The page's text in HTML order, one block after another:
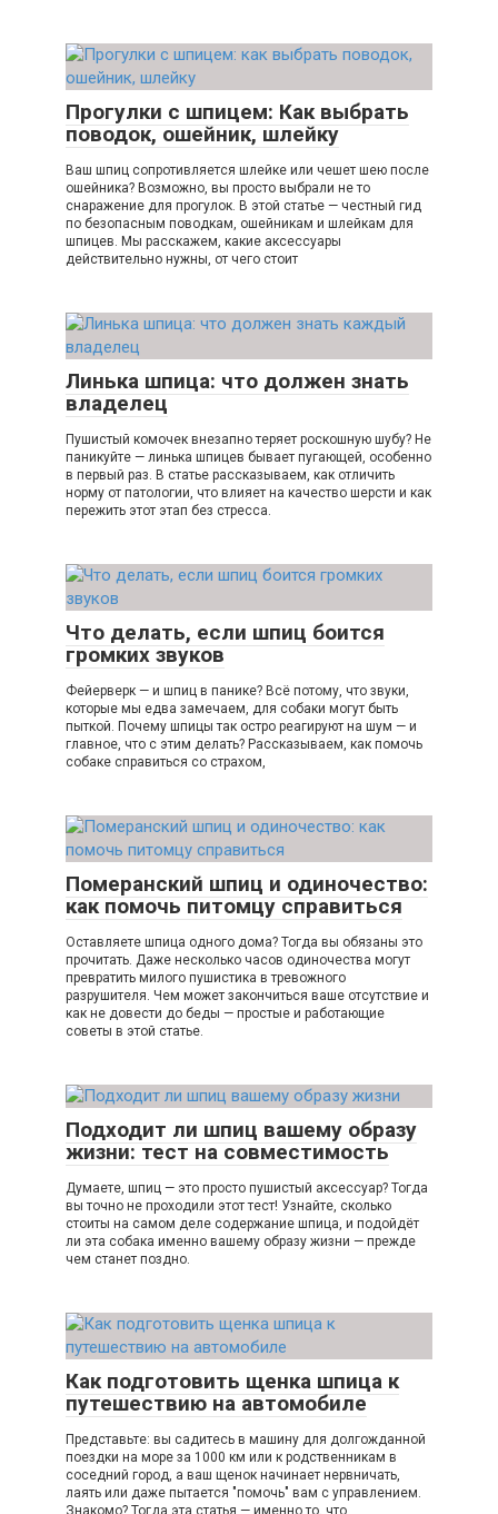
Прогулки с шпицем: Как выбрать
поводок, ошейник, шлейку
Ваш шпиц сопротивляется шлейке или чешет шею после
ошейника? Возможно, вы просто выбрали не то
снаражение для прогулок. В этой статье — честный гид
по безопасным поводкам, ошейникам и шлейкам для
шпицев. Мы расскажем, какие аксессуары
действительно нужны, от чего стоит
Линька шпица: что должен знать
владелец
Пушистый комочек внезапно теряет роскошную шубу? Не
паникуйте — линька шпицев бывает пугающей, особенно
в первый раз. В статье рассказываем, как отличить
норму от патологии, что влияет на качество шерсти и как
пережить этот этап без стресса.
Что делать, если шпиц боится
громких звуков
Фейерверк — и шпиц в панике? Всё потому, что звуки,
которые мы едва замечаем, для собаки могут быть
пыткой. Почему шпицы так остро реагируют на шум — и
главное, что с этим делать? Рассказываем, как помочь
собаке справиться со страхом,
Померанский шпиц и одиночество:
как помочь питомцу справиться
Оставляете шпица одного дома? Тогда вы обязаны это
прочитать. Даже несколько часов одиночества могут
превратить милого пушистика в тревожного
разрушителя. Чем может закончиться ваше отсутствие и
как не довести до беды — простые и работающие
советы в этой статье.
Подходит ли шпиц вашему образу
жизни: тест на совместимость
Думаете, шпиц — это просто пушистый аксессуар? Тогда
вы точно не проходили этот тест! Узнайте, сколько
стоиты на самом деле содержание шпица, и подойдёт
ли эта собака именно вашему образу жизни — прежде
чем станет поздно.
Как подготовить щенка шпица к
путешествию на автомобиле
Представьте: вы садитесь в машину для долгожданной
поездки на море за 1000 км или к родственникам в
соседний город, а ваш щенок начинает нервничать,
лаять или даже пытается "помочь" вам с управлением.